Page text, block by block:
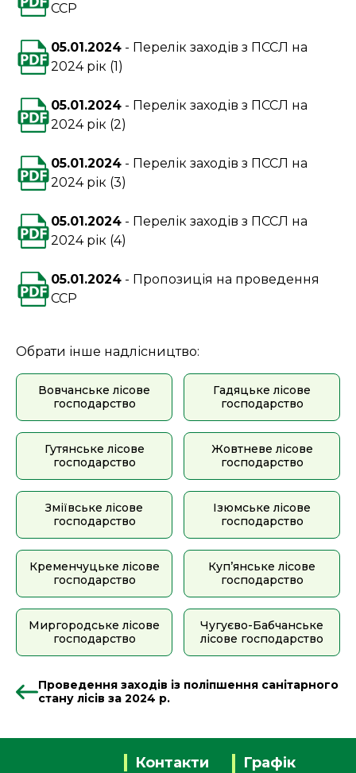
ССР
05.01.2024
Перелік заходів з ПССЛ на
2024 рік (1)
05.01.2024
Перелік заходів з ПССЛ на
2024 рік (2)
05.01.2024
Перелік заходів з ПССЛ на
2024 рік (3)
05.01.2024
Перелік заходів з ПССЛ на
2024 рік (4)
05.01.2024
Пропозиція на проведення
ССР
Обрати інше надлісництво:
Вовчанське лісове
господарство
Гадяцьке лісове
господарство
Гутянське лісове
господарство
Жовтневе лісове
господарство
Зміївське лісове
господарство
Ізюмське лісове
господарство
Кременчуцьке лісове
господарство
Куп’янське лісове
господарство
Миргородське лісове
господарство
Чугуєво-Бабчанське
лісове господарство
Проведення заходів із поліпшення санітарного
стану лісів за 2024 р.
Контакти
Графік